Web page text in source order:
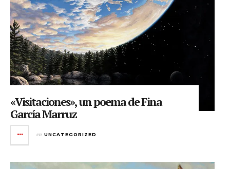
«Visitaciones», un poema de Fina
García Marruz
en UNCATEGORIZED